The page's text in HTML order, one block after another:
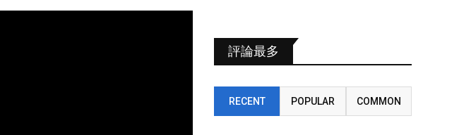
評論最多
RECENT POPULAR COMMON